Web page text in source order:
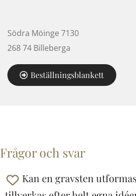
Södra Möinge 7130
268 74 Billeberga
Beställningsblankett
Frågor och svar
Kan en gravsten